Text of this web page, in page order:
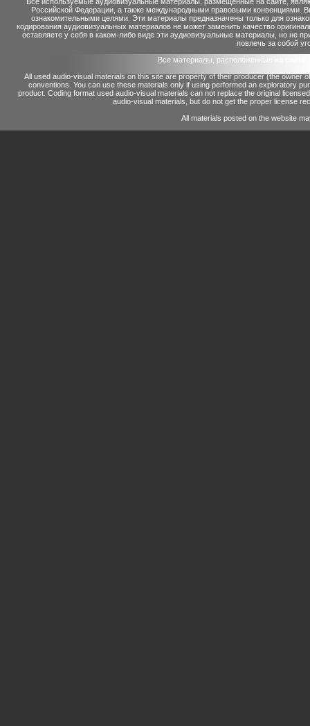
Российской Федерации, а также международными правовыми конвенциями.
ознакомительными целями. Эти материалы предназначены только для
кодирования аудиовизуальных материалов не может заменить качество
оставляете у себя в каком-либо виде эти аудиовизуальные материалы, но не
повлечь за собой
Все материалы, расположенные на сайте
All used audio-visual materials on this site are property of their producer (the owner
conventions. You can use these materials only if using performed an exploratory
product. Coding format used audio-visual materials can not replace the original
audio-visual materials, but do not get the proper license
All materials posted on the website